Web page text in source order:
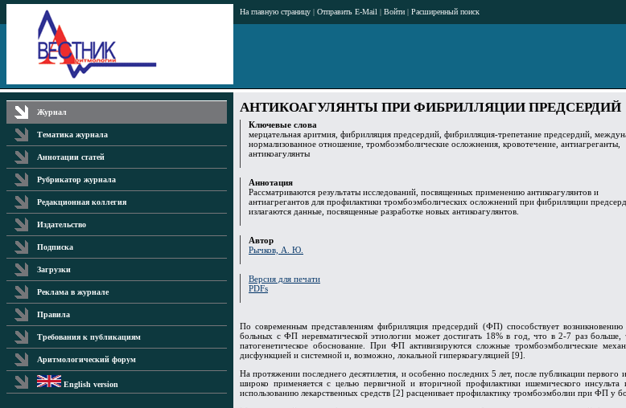
На главную страницу | Отправить E-Mail | Войти | Расширенный поиск
Журнал
Тематика журнала
Аннотации статей
Рубрикатор журнала
Редакционная коллегия
Издательство
Подписка
Загрузки
Реклама в журнале
Правила
Требования к публикациям
Аритмологический форум
English version
АНТИКОАГУЛЯНТЫ ПРИ ФИБРИЛЛЯЦИИ ПРЕДСЕРДИЙ
Ключевые слова
мерцательная аритмия, фибрилляция предсердий, фибрилляция-трепетание предсердий,
нормализованное отношение, тромбоэмболические осложнения, кровотечение, антиагреганты,
антикоагулянты
Аннотация
Рассматриваются результаты исследований, посвященных применению антикоагулянтов и
антиагрегантов для профилактики тромбоэмболических осложнений при фибрилляции
излагаются данные, посвященные разработке новых антикоагулянтов.
Автор
Рычков, А. Ю.
Версия для печати
PDFs
По современным представлениям фибрилляция предсердий (ФП) способствует
больных с ФП неревматической этиологии может достигать 18% в год, что в 2-7 раз
патогенетическое обоснование. При ФП активизируются сложные тромбоэмболические
дисфункцией и системной и, возможно, локальной гиперкоагуляцией [9].
На протяжении последнего десятилетия, и особенно последних 5 лет, после публикации
широко применяется с целью первичной и вторичной профилактики ишемического
использованию лекарственных средств [2] расценивает профилактику тромбоэмболии при ФП у